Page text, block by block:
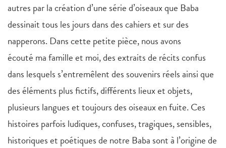
autres par la création d’une série d’oiseaux que Baba
dessinait tous les jours dans des cahiers et sur des
napperons. Dans cette petite pièce, nous avons
écouté ma famille et moi, des extraits de récits confus
dans lesquels s’entremêlent des souvenirs réels ainsi que
des éléments plus fictifs, différents lieux et objets,
plusieurs langues et toujours des oiseaux en fuite. Ces
histoires parfois ludiques, confuses, tragiques, sensibles,
historiques et poétiques de notre Baba sont à l’origine de